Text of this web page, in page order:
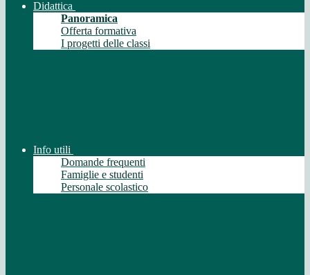
Didattica
Panoramica
Offerta formativa
I progetti delle classi
Info utili
Domande frequenti
Famiglie e studenti
Personale scolastico